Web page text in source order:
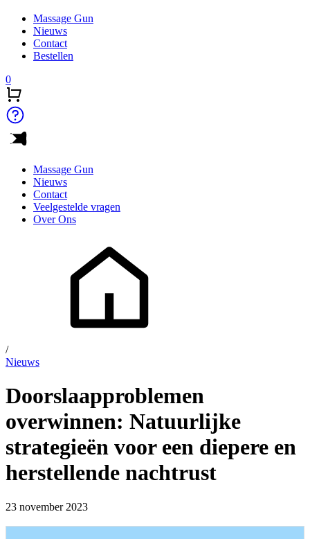
Massage Gun
Nieuws
Contact
Bestellen
0
Massage Gun
Nieuws
Contact
Veelgestelde vragen
Over Ons
/
Nieuws
Doorslaapproblemen
overwinnen: Natuurlijke
strategieën voor een diepere en
herstellende nachtrust
23 november 2023